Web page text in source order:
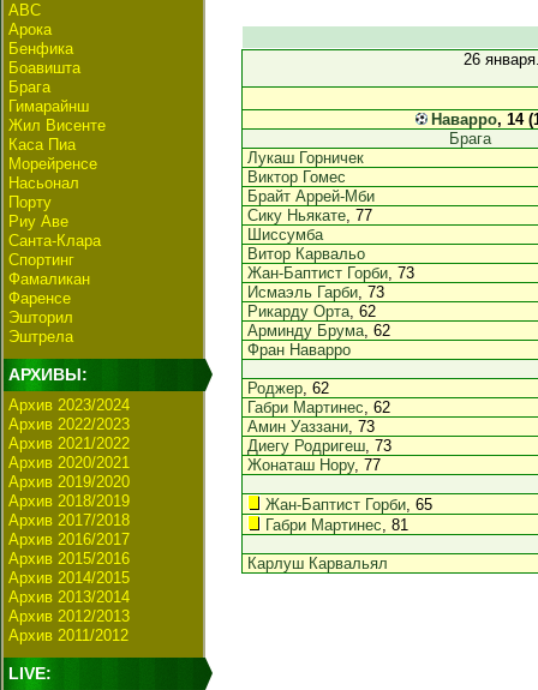
АВС
Арока
Бенфика
Боавишта
Брага
Гимарайнш
Жил Висенте
Каса Пиа
Морейренсе
Насьонал
Порту
Риу Аве
Санта-Клара
Спортинг
Фамаликан
Фаренсе
Эшторил
Эштрела
АРХИВЫ:
Архив 2023/2024
Архив 2022/2023
Архив 2021/2022
Архив 2020/2021
Архив 2019/2020
Архив 2018/2019
Архив 2017/2018
Архив 2016/2017
Архив 2015/2016
Архив 2014/2015
Архив 2013/2014
Архив 2012/2013
Архив 2011/2012
LIVE:
26
Наварро, 14
Брага
Лукаш Горничек
Виктор Гомес
Брайт Аррей-Мби
Сику Ньякате, 77
Шиссумба
Витор Карвальо
Жан-Баптист Горби, 73
Исмаэль Гарби, 73
Рикарду Орта, 62
Арминду Брума, 62
Фран Наварро
Роджер, 62
Габри Мартинес, 62
Амин Уаззани, 73
Диегу Родригеш, 73
Жонаташ Нору, 77
Жан-Баптист Горби, 65
Габри Мартинес, 81
Карлуш Карвальял